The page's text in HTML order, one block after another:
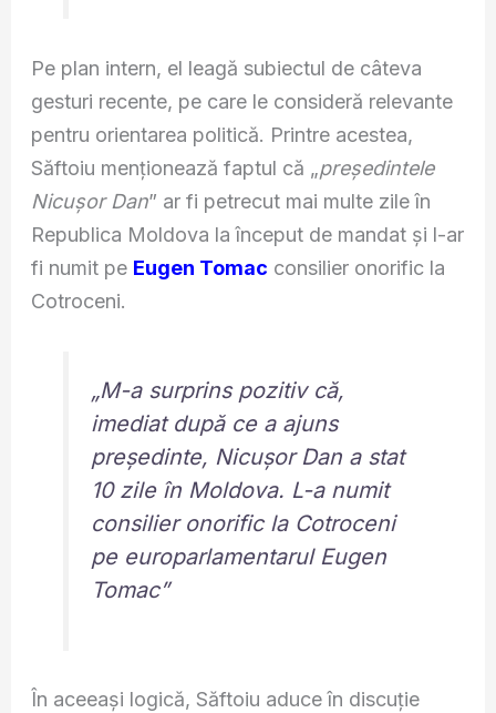
Pe plan intern, el leagă subiectul de câteva
gesturi recente, pe care le consideră relevante
pentru orientarea politică. Printre acestea,
Săftoiu menționează faptul că „președintele
Nicușor Dan” ar fi petrecut mai multe zile în
Republica Moldova la început de mandat și l-ar
fi numit pe Eugen Tomac consilier onorific la
Cotroceni.
„M-a surprins pozitiv că,
imediat după ce a ajuns
președinte, Nicușor Dan a stat
10 zile în Moldova. L-a numit
consilier onorific la Cotroceni
pe europarlamentarul Eugen
Tomac”
În aceeași logică, Săftoiu aduce în discuție